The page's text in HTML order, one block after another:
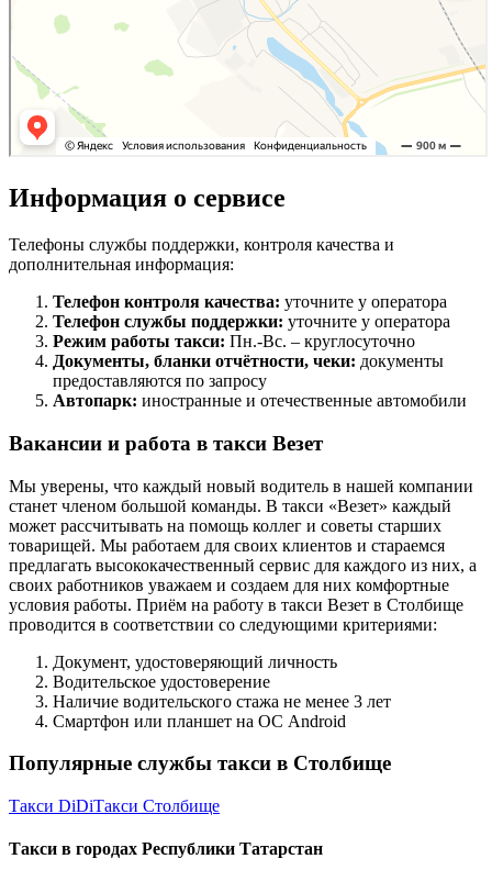
Информация о сервисе
Телефоны службы поддержки, контроля качества и
дополнительная информация:
Телефон контроля качества: уточните у оператора
Телефон службы поддержки: уточните у оператора
Режим работы такси: Пн.-Вс. – круглосуточно
Документы, бланки отчётности, чеки: документы
предоставляются по запросу
Автопарк: иностранные и отечественные автомобили
Вакансии и работа в такси Везет
Мы уверены, что каждый новый водитель в нашей компании
станет членом большой команды. В такси «Везет» каждый
может рассчитывать на помощь коллег и советы старших
товарищей. Мы работаем для своих клиентов и стараемся
предлагать высококачественный сервис для каждого из них, а
своих работников уважаем и создаем для них комфортные
условия работы. Приём на работу в такси Везет в Столбище
проводится в соответствии со следующими критериями:
Документ, удостоверяющий личность
Водительское удостоверение
Наличие водительского стажа не менее 3 лет
Смартфон или планшет на ОС Android
Популярные службы такси в Столбище
Такси DiDiТакси Столбище
Такси в городах Республики Татарстан